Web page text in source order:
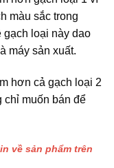
màu sắc trong
gạch loại này dao
máy sản xuất.
hơn cả gạch loại 2
chỉ muốn bán để
về sản phẩm trên